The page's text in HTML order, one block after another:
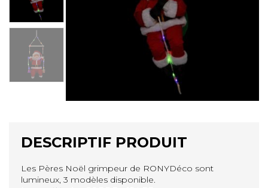
DESCRIPTIF PRODUIT
Les Pères Noël grimpeur de RONYDéco sont
lumineux, 3 modèles disponible.